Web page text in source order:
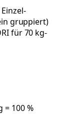
gruppiert)
für 70 kg-
= 100 %